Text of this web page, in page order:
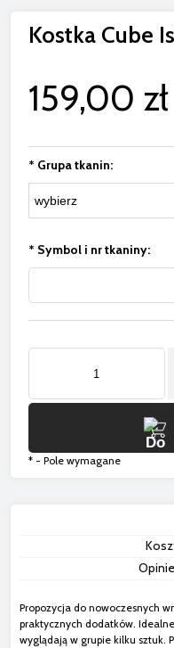
Kostka Cube
159,00 zł
* Grupa tkanin:
* Symbol i nr tkaniny:
* - Pole wymagane
Propozycja do nowoczesnych
praktycznych dodatków.
wyglądają w grupie kilku sztuk.